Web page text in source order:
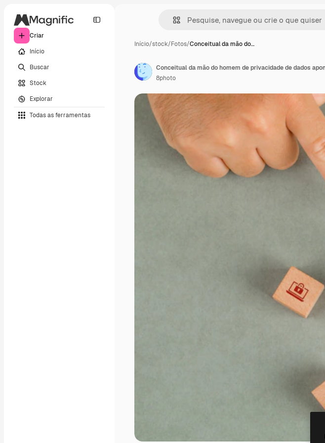
Criar
Início
Buscar
Stock
Explorar
Todas as ferramentas
Início/stock/Fotos/Conceitual da mão do…
8photo